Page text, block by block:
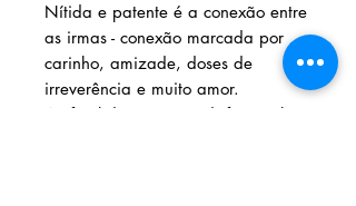
Nítida e patente é a conexão entre
as irmas - conexão marcada por
carinho, amizade, doses de
irreverência e muito amor.
Ao final do texto, é indisfarçável a